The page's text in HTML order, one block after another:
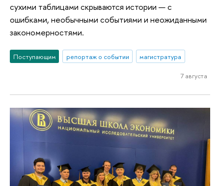
сухими таблицами скрываются истории — с
ошибками, необычными событиями и неожиданными
закономерностями.
Поступающим репортаж о событии магистратура
7 августа